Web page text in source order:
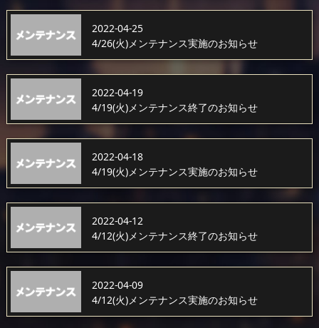
2022-04-25
4/26(火)メンテナンス実施のお知らせ
2022-04-19
4/19(火)メンテナンス終了のお知らせ
2022-04-18
4/19(火)メンテナンス実施のお知らせ
2022-04-12
4/12(火)メンテナンス終了のお知らせ
2022-04-09
4/12(火)メンテナンス実施のお知らせ